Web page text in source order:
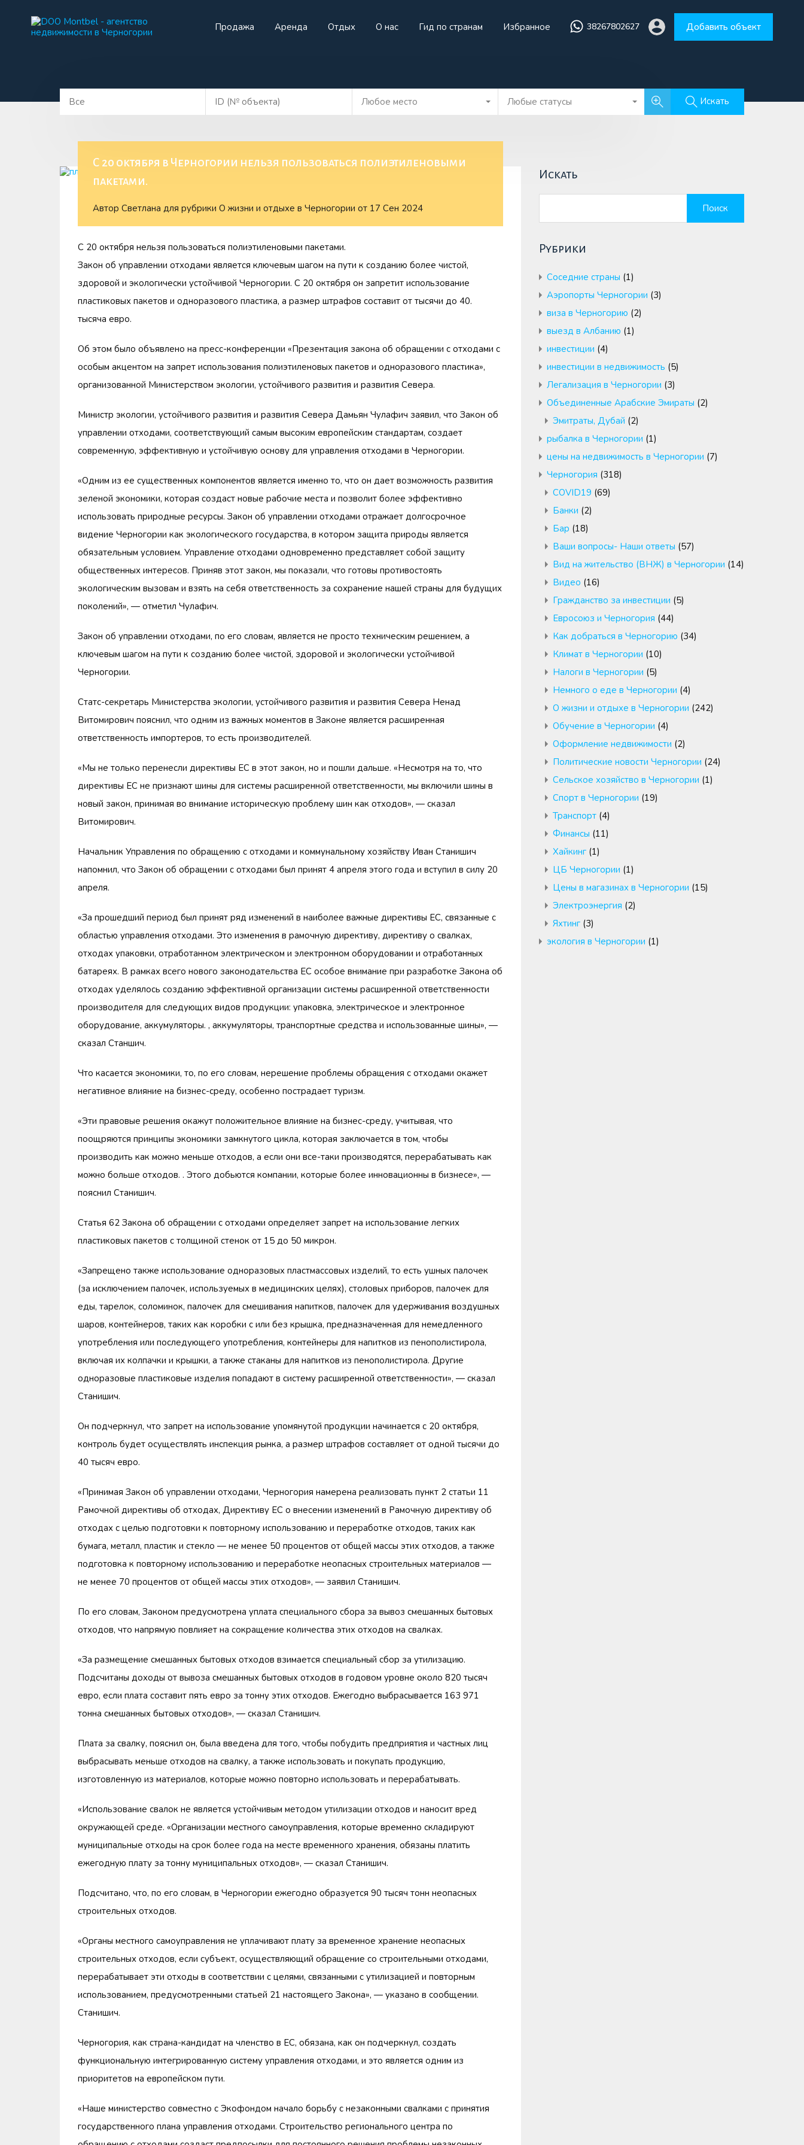
Продажа Аренда Отдых О нас Гид по странам Избранное 38267802627 Добавить объект
Продажа Аренда Отдых О нас Гид по странам Избранное 38267802627 Добавить объект
Любое место Любые статусы Искать
С 20 октября в Черногории нельзя пользоваться полиэтиленовыми
пакетами.
Автор Светлана для рубрики О жизни и отдыхе в Черногории от 17 Сен 2024
С 20 октября нельзя пользоваться полиэтиленовыми пакетами.
Закон об управлении отходами является ключевым шагом на пути к созданию более чистой,
здоровой и экологически устойчивой Черногории. С 20 октября он запретит использование
пластиковых пакетов и одноразового пластика, а размер штрафов составит от тысячи до 40.
тысяча евро.
Об этом было объявлено на пресс-конференции «Презентация закона об обращении с отходами с
особым акцентом на запрет использования полиэтиленовых пакетов и одноразового пластика»,
организованной Министерством экологии, устойчивого развития и развития Севера.
Министр экологии, устойчивого развития и развития Севера Дамьян Чулафич заявил, что Закон об
управлении отходами, соответствующий самым высоким европейским стандартам, создает
современную, эффективную и устойчивую основу для управления отходами в Черногории.
«Одним из ее существенных компонентов является именно то, что он дает возможность развития
зеленой экономики, которая создаст новые рабочие места и позволит более эффективно
использовать природные ресурсы. Закон об управлении отходами отражает долгосрочное
видение Черногории как экологического государства, в котором защита природы является
обязательным условием. Управление отходами одновременно представляет собой защиту
общественных интересов. Приняв этот закон, мы показали, что готовы противостоять
экологическим вызовам и взять на себя ответственность за сохранение нашей страны для будущих
поколений», — отметил Чулафич.
Закон об управлении отходами, по его словам, является не просто техническим решением, а
ключевым шагом на пути к созданию более чистой, здоровой и экологически устойчивой
Черногории.
Статс-секретарь Министерства экологии, устойчивого развития и развития Севера Ненад
Витомирович пояснил, что одним из важных моментов в Законе является расширенная
ответственность импортеров, то есть производителей.
«Мы не только перенесли директивы ЕС в этот закон, но и пошли дальше. «Несмотря на то, что
директивы ЕС не признают шины для системы расширенной ответственности, мы включили шины в
новый закон, принимая во внимание историческую проблему шин как отходов», — сказал
Витомирович.
Начальник Управления по обращению с отходами и коммунальному хозяйству Иван Станишич
напомнил, что Закон об обращении с отходами был принят 4 апреля этого года и вступил в силу 20
апреля.
«За прошедший период был принят ряд изменений в наиболее важные директивы ЕС, связанные с
областью управления отходами. Это изменения в рамочную директиву, директиву о свалках,
отходах упаковки, отработанном электрическом и электронном оборудовании и отработанных
батареях. В рамках всего нового законодательства ЕС особое внимание при разработке Закона об
отходах уделялось созданию эффективной организации системы расширенной ответственности
производителя для следующих видов продукции: упаковка, электрическое и электронное
оборудование, аккумуляторы. , аккумуляторы, транспортные средства и использованные шины», —
сказал Станшич.
Что касается экономики, то, по его словам, нерешение проблемы обращения с отходами окажет
негативное влияние на бизнес-среду, особенно пострадает туризм.
«Эти правовые решения окажут положительное влияние на бизнес-среду, учитывая, что
поощряются принципы экономики замкнутого цикла, которая заключается в том, чтобы
производить как можно меньше отходов, а если они все-таки производятся, перерабатывать как
можно больше отходов. . Этого добьются компании, которые более инновационны в бизнесе», —
пояснил Станишич.
Статья 62 Закона об обращении с отходами определяет запрет на использование легких
пластиковых пакетов с толщиной стенок от 15 до 50 микрон.
«Запрещено также использование одноразовых пластмассовых изделий, то есть ушных палочек
(за исключением палочек, используемых в медицинских целях), столовых приборов, палочек для
еды, тарелок, соломинок, палочек для смешивания напитков, палочек для удерживания воздушных
шаров, контейнеров, таких как коробки с или без крышка, предназначенная для немедленного
употребления или последующего употребления, контейнеры для напитков из пенополистирола,
включая их колпачки и крышки, а также стаканы для напитков из пенополистирола. Другие
одноразовые пластиковые изделия попадают в систему расширенной ответственности», — сказал
Станишич.
Он подчеркнул, что запрет на использование упомянутой продукции начинается с 20 октября,
контроль будет осуществлять инспекция рынка, а размер штрафов составляет от одной тысячи до
40 тысяч евро.
«Принимая Закон об управлении отходами, Черногория намерена реализовать пункт 2 статьи 11
Рамочной директивы об отходах, Директиву ЕС о внесении изменений в Рамочную директиву об
отходах с целью подготовки к повторному использованию и переработке отходов, таких как
бумага, металл, пластик и стекло — не менее 50 процентов от общей массы этих отходов, а также
подготовка к повторному использованию и переработке неопасных строительных материалов —
не менее 70 процентов от общей массы этих отходов», — заявил Станишич.
По его словам, Законом предусмотрена уплата специального сбора за вывоз смешанных бытовых
отходов, что напрямую повлияет на сокращение количества этих отходов на свалках.
«За размещение смешанных бытовых отходов взимается специальный сбор за утилизацию.
Подсчитаны доходы от вывоза смешанных бытовых отходов в годовом уровне около 820 тысяч
евро, если плата составит пять евро за тонну этих отходов. Ежегодно выбрасывается 163 971
тонна смешанных бытовых отходов», — сказал Станишич.
Плата за свалку, пояснил он, была введена для того, чтобы побудить предприятия и частных лиц
выбрасывать меньше отходов на свалку, а также использовать и покупать продукцию,
изготовленную из материалов, которые можно повторно использовать и перерабатывать.
«Использование свалок не является устойчивым методом утилизации отходов и наносит вред
окружающей среде. «Организации местного самоуправления, которые временно складируют
муниципальные отходы на срок более года на месте временного хранения, обязаны платить
ежегодную плату за тонну муниципальных отходов», — сказал Станишич.
Подсчитано, что, по его словам, в Черногории ежегодно образуется 90 тысяч тонн неопасных
строительных отходов.
«Органы местного самоуправления не уплачивают плату за временное хранение неопасных
строительных отходов, если субъект, осуществляющий обращение со строительными отходами,
перерабатывает эти отходы в соответствии с целями, связанными с утилизацией и повторным
использованием, предусмотренными статьей 21 настоящего Закона», — указано в сообщении.
Станишич.
Черногория, как страна-кандидат на членство в ЕС, обязана, как он подчеркнул, создать
функциональную интегрированную систему управления отходами, и это является одним из
приоритетов на европейском пути.
«Наше министерство совместно с Экофондом начало борьбу с незаконными свалками с принятия
государственного плана управления отходами. Строительство регионального центра по
Искать
Найти:
Рубрики
Cоседние страны (1)
Аэропорты Черногории (3)
виза в Черногорию (2)
выезд в Албанию (1)
инвестиции (4)
инвестиции в недвижимость (5)
Легализация в Черногории (3)
Объединенные Арабские Эмираты (2)
Эмитраты, Дубай (2)
рыбалка в Черногории (1)
цены на недвижимость в Черногории (7)
Черногория (318)
COVID19 (69)
Банки (2)
Бар (18)
Ваши вопросы- Наши ответы (57)
Вид на жительство (ВНЖ) в Черногории (14)
Видео (16)
Гражданство за инвестиции (5)
Евросоюз и Черногория (44)
Как добраться в Черногорию (34)
Климат в Черногории (10)
Налоги в Черногории (5)
Немного о еде в Черногории (4)
О жизни и отдыхе в Черногории (242)
Обучение в Черногории (4)
Оформление недвижимости (2)
Политические новости Черногории (24)
Сельское хозяйство в Черногории (1)
Спорт в Черногории (19)
Транспорт(4)
Финансы (11)
Хайкинг(1)
ЦБ Черногории (1)
Цены в магазинах в Черногории (15)
Электроэнергия (2)
Яхтинг(3)
экология в Черногории (1)